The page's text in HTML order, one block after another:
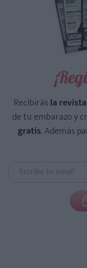
Recibirásla
de tu embarazo y
gratis. Además